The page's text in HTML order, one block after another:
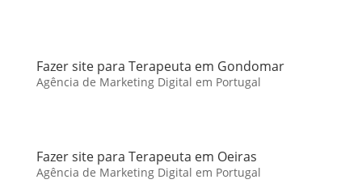
Fazer site para Terapeuta em Gondomar
Agência de Marketing Digital em Portugal
Fazer site para Terapeuta em Oeiras
Agência de Marketing Digital em Portugal